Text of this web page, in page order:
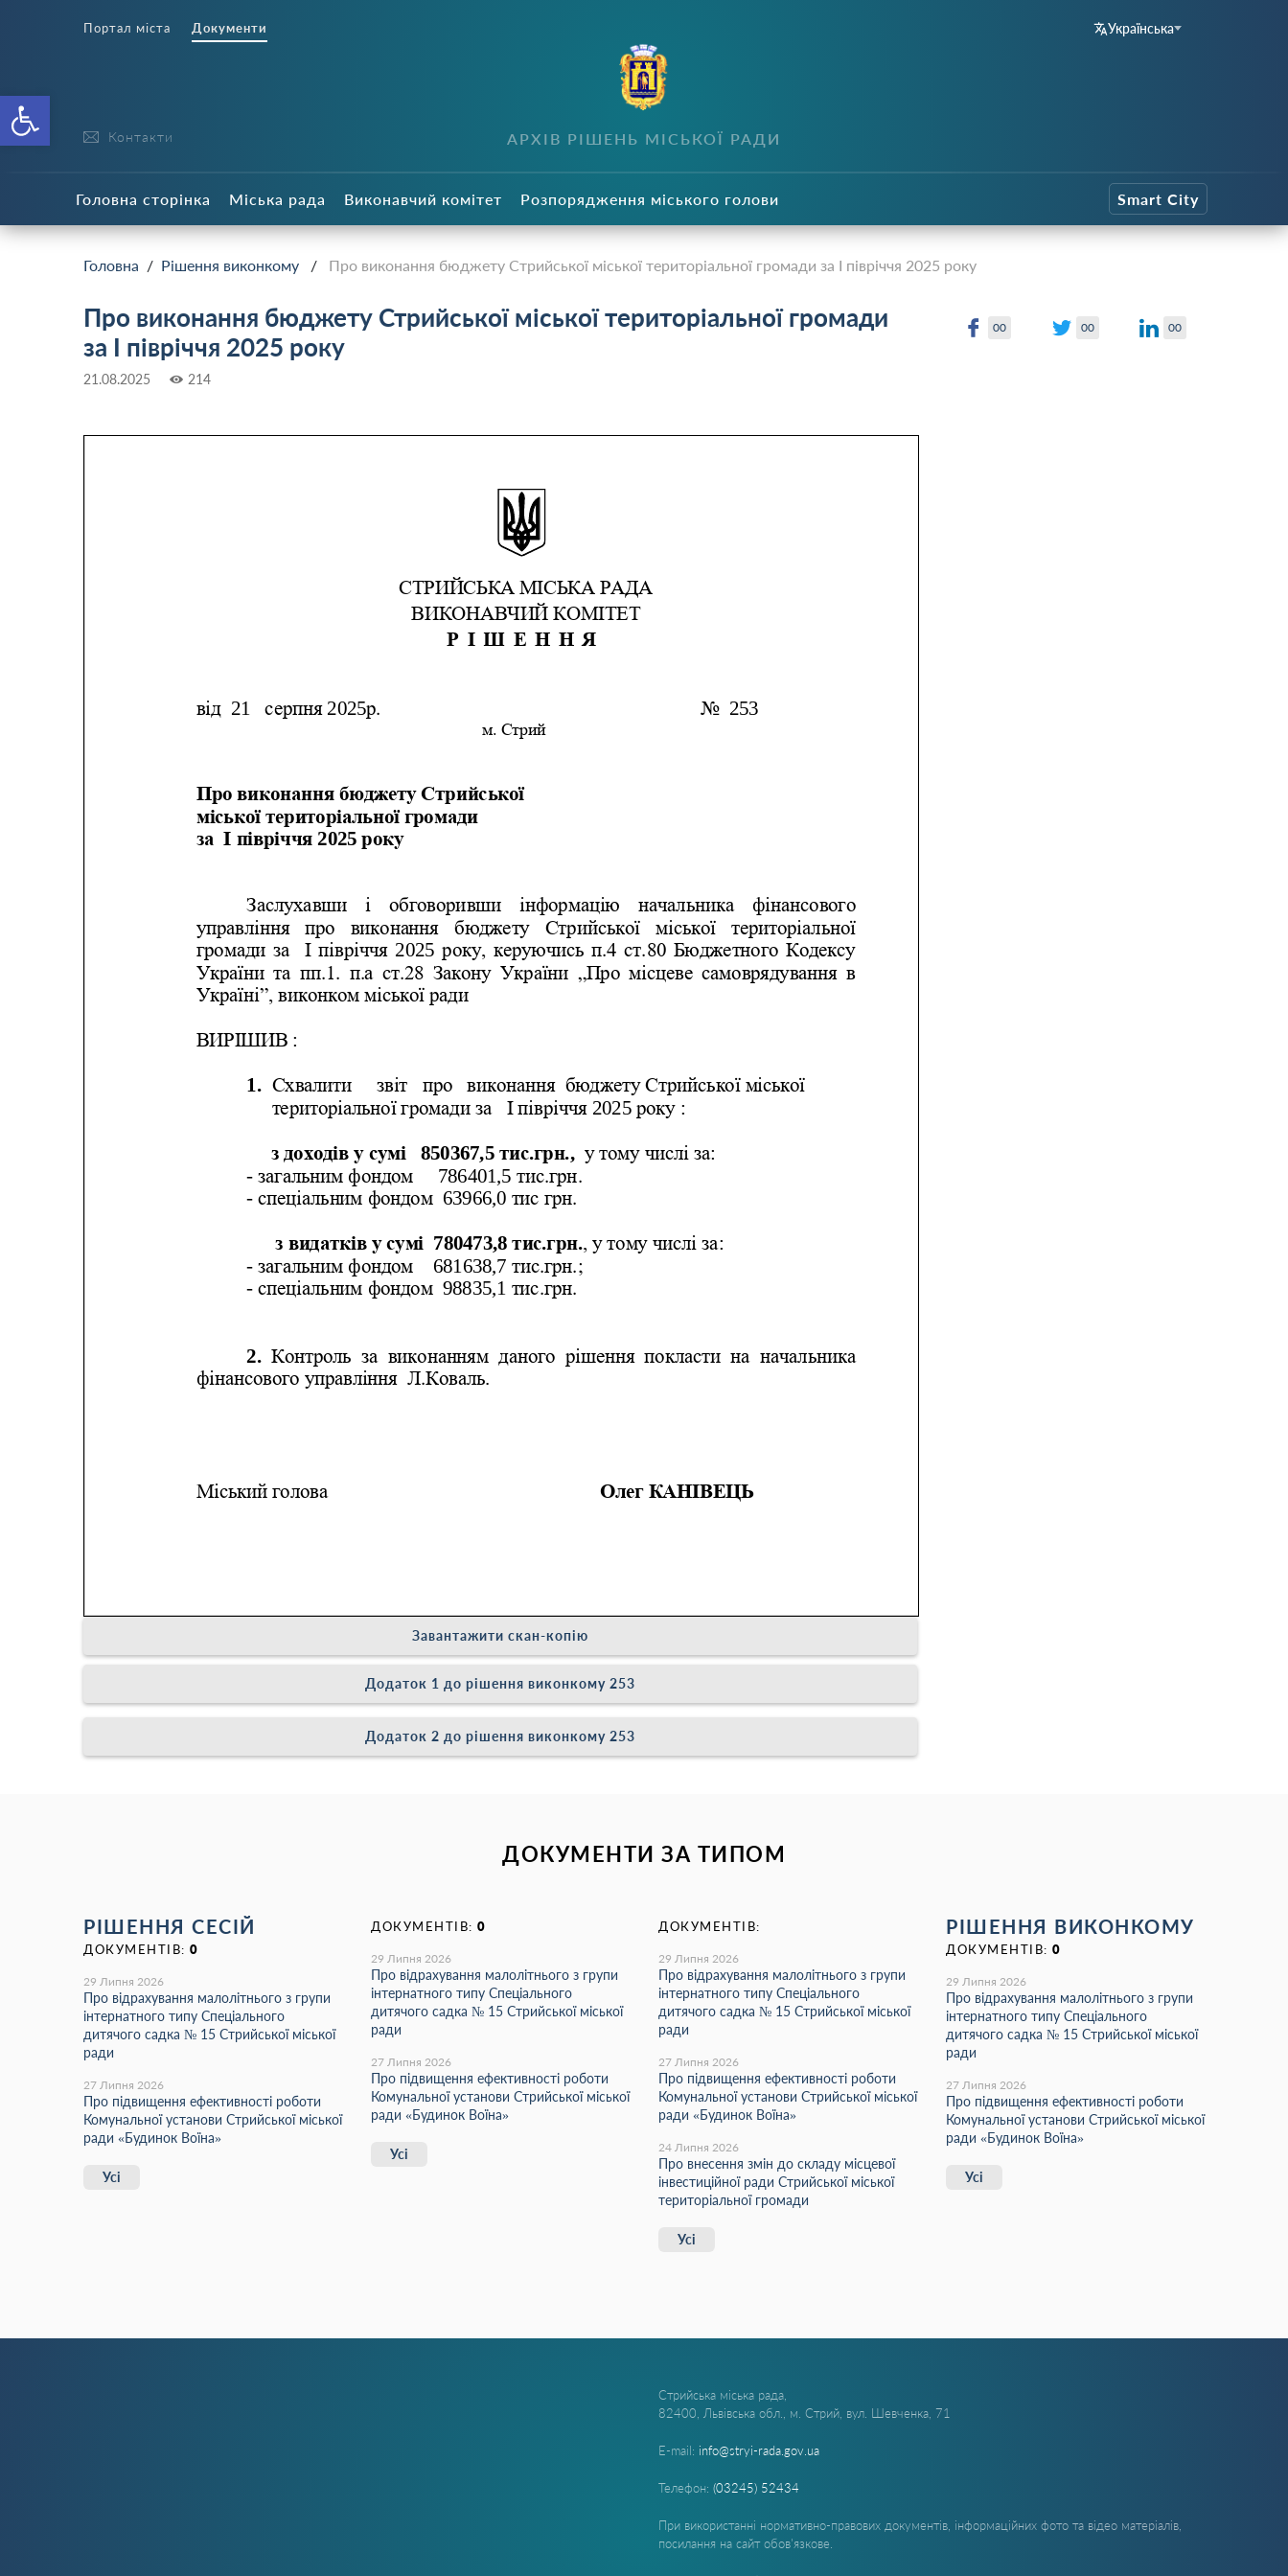
Відкрити Панель інструментів
Портал міста Документи Українська
Контакти АРХІВ РІШЕНЬ МІСЬКОЇ РАДИ
Головна сторінка Міська рада Виконавчий комітет Розпорядження міського голови Smart City
Головна / Рішення виконкому / Про виконання бюджету Стрийської міської територіальної громади за І півріччя 2025 року
Про виконання бюджету Стрийської міської територіальної громади
за І півріччя 2025 року
21.08.2025 214
Завантажити скан-копію
Додаток 1 до рішення виконкому 253
Додаток 2 до рішення виконкому 253
00 00 00
ДОКУМЕНТИ ЗА ТИПОМ
РІШЕННЯ СЕСІЙ
ДОКУМЕНТІВ: 0
29 Липня 2026
Про відрахування малолітнього з групи
інтернатного типу Спеціального
дитячого садка № 15 Стрийської міської
ради
27 Липня 2026
Про підвищення ефективності роботи
Комунальної установи Стрийської міської
ради «Будинок Воїна»
Усі
ДОКУМЕНТІВ: 0
29 Липня 2026
Про відрахування малолітнього з групи
інтернатного типу Спеціального
дитячого садка № 15 Стрийської міської
ради
27 Липня 2026
Про підвищення ефективності роботи
Комунальної установи Стрийської міської
ради «Будинок Воїна»
Усі
ДОКУМЕНТІВ:
29 Липня 2026
Про відрахування малолітнього з групи
інтернатного типу Спеціального
дитячого садка № 15 Стрийської міської
ради
27 Липня 2026
Про підвищення ефективності роботи
Комунальної установи Стрийської міської
ради «Будинок Воїна»
24 Липня 2026
Про внесення змін до складу місцевої
інвестиційної ради Стрийської міської
територіальної громади
Усі
РІШЕННЯ ВИКОНКОМУ
ДОКУМЕНТІВ: 0
29 Липня 2026
Про відрахування малолітнього з групи
інтернатного типу Спеціального
дитячого садка № 15 Стрийської міської
ради
27 Липня 2026
Про підвищення ефективності роботи
Комунальної установи Стрийської міської
ради «Будинок Воїна»
Усі
Стрийська міська рада,
82400, Львівська обл., м. Стрий, вул. Шевченка, 71
E-mail: info@stryi-rada.gov.ua
Телефон: (03245) 52434
При використанні нормативно-правових документів, інформаційних фото та відео матеріалів,
посилання на сайт обов'язкове.